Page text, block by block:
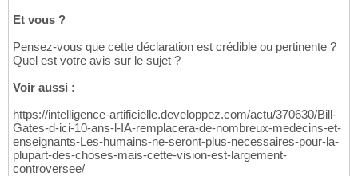
Et vous ?
Pensez-vous que cette déclaration est crédible ou pertinente ?
Quel est votre avis sur le sujet ?
Voir aussi :
https://intelligence-artificielle.developpez.com/actu/370630/Bill-
Gates-d-ici-10-ans-l-IA-remplacera-de-nombreux-medecins-et-
enseignants-Les-humains-ne-seront-plus-necessaires-pour-la-
plupart-des-choses-mais-cette-vision-est-largement-
controversee/